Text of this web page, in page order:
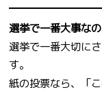
選挙で一番大事な
選挙で一番大切に
す。
紙の投票なら、「